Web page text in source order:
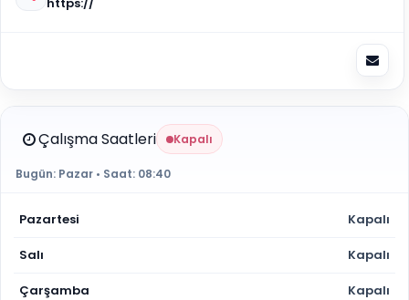
Çalışma Saatleri Kapalı
Bugün: Pazar • Saat: 08:40
Pazartesi Kapalı
Salı Kapalı
Çarşamba Kapalı